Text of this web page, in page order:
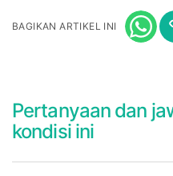
BAGIKAN ARTIKEL INI
Pertanyaan dan
kondisi ini